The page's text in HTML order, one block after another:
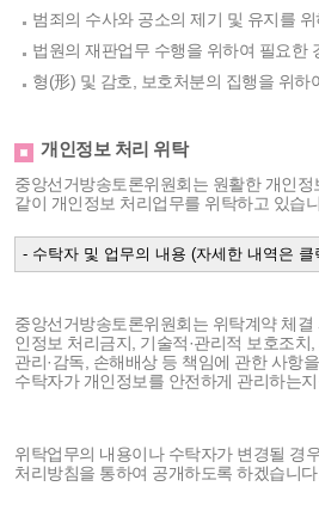
범죄의 수사와 공소의 제기 및 유지를
법원의 재판업무 수행을 위하여 필요한
형(形) 및 감호, 보호처분의 집행을 위하
개인정보 처리 위탁
중앙선거방송토론위원회는 원활한 개인
같이 개인정보 처리업무를 위탁하고 있습
- 수탁자 및 업무의 내용 (자세한 내역은
중앙선거방송토론위원회는 위탁계약 체
인정보 처리금지, 기술적·관리적 보호조
관리·감독, 손해배상 등 책임에 관한 사항
수탁자가 개인정보를 안전하게 관리하는
위탁업무의 내용이나 수탁자가 변경될 경
처리방침을 통하여 공개하도록 하겠습니다.